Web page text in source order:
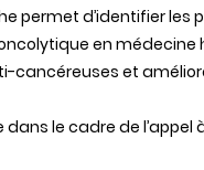
permet d’identifier les
en médecine
cancéreuses et
le cadre de